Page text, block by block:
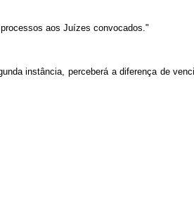
aos Juízes convocados."
instância, perceberá a diferença de